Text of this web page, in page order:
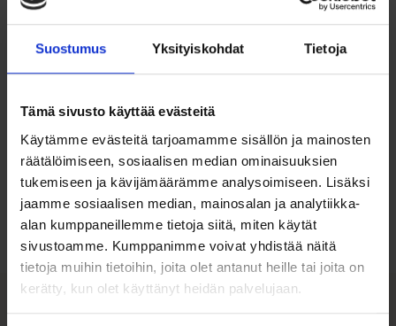
Suostumus Yksityiskohdat Tietoja
Tämä sivusto käyttää evästeitä
Käytämme evästeitä tarjoamamme sisällön ja mainosten
räätälöimiseen, sosiaalisen median ominaisuuksien
tukemiseen ja kävijämäärämme analysoimiseen. Lisäksi
jaamme sosiaalisen median, mainosalan ja analytiikka-
alan kumppaneillemme tietoja siitä, miten käytät
sivustoamme. Kumppanimme voivat yhdistää näitä
tietoja muihin tietoihin, joita olet antanut heille tai joita on
kerätty, kun olet käyttänyt heidän palvelujaan.
– Sopii lapselle tai sirolle naiselle.
45 cm– Sopii naiselle tai hoikalle miehelle.
50 cm
– Sopii miehelle.
Ohjeita sormuksen tai korun
koon valintaan
Tutustu ohjeisiin